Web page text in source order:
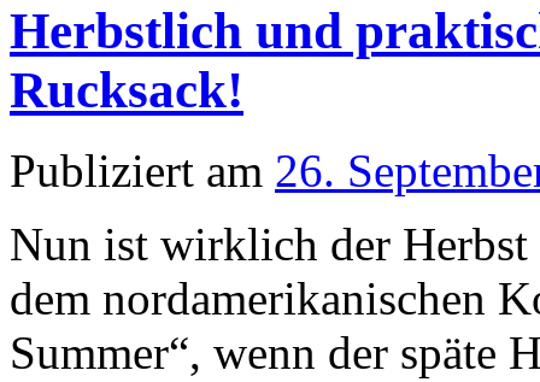
Herbstlich und
Rucksack!
Publiziert am 26.
Nun ist wirklich der
dem nordamerikanischen
Summer“, wenn der späte